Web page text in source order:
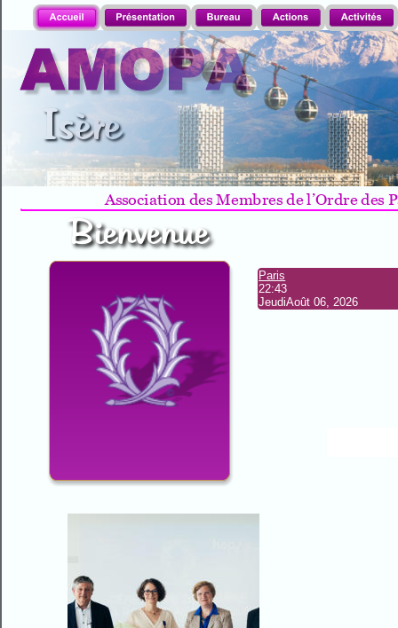
Isère
AMOPA
Association des Membres de l’Ordre des
Bienvenue
Paris
22:43
JeudiAoût 06, 2026